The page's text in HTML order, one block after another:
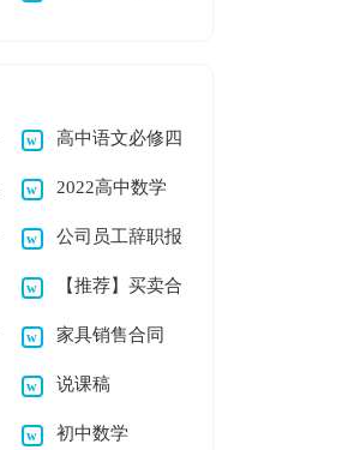
高中语文必修四
教案(10篇)
2022高中数学
教师工作总结13篇
公司员工辞职报
告汇编15篇【推荐】买卖合
同范文合集10篇
家具销售合同
说课稿
初中数学